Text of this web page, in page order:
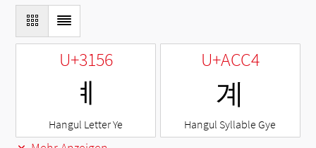
U+3156
ㅖ
Hangul Letter Ye
U+ACC4
계
Hangul Syllable Gye